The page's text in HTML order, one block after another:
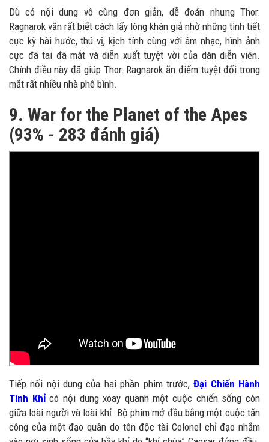
Dù có nội dung vô cùng đơn giản, dễ đoán nhưng Thor:
Ragnarok vẫn rất biết cách lấy lòng khán giả nhờ những tình tiết
cực kỳ hài hước, thú vị, kịch tính cùng với âm nhạc, hình ảnh
cực đã tai đã mắt và diễn xuất tuyệt vời của dàn diễn viên.
Chính điều này đã giúp Thor: Ragnarok ăn điểm tuyệt đối trong
mắt rất nhiều nhà phê bình.
9. War for the Planet of the Apes
(93% - 283 đánh giá)
Tiếp nối nội dung của hai phần phim trước,Đại Chiến Hành
Tinh Khỉcó nội dung xoay quanh một cuộc chiến sống còn
giữa loài người và loài khỉ. Bộ phim mở đầu bằng một cuộc tấn
công của một đạo quân do tên độc tài Colonel chỉ đạo nhắm